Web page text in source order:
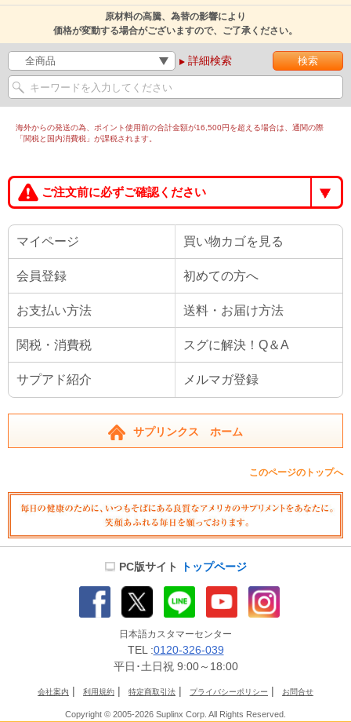
原材料の高騰、為替の影響により
価格が変動する場合がございますので、ご了承ください。
詳細検索
海外からの発送の為、ポイント使用前の合計金額が16,500円を超える場合は、通関の際
「関税と国内消費税」が課税されます。
ご注文前に必ずご確認ください
マイページ 買い物カゴを見る
会員登録 初めての方へ
お支払い方法 送料・お届け方法
関税・消費税 スグに解決！Q＆A
サプアド紹介 メルマガ登録
サプリンクス ホーム
このページのトップへ
PC版サイト トップページ
日本語カスタマーセンター
TEL :0120-326-039
平日･土日祝 9:00～18:00
会社案内 | 利用規約 | 特定商取引法 | プライバシーポリシー | お問合せ
Copyright © 2005-2026 Suplinx Corp. All Rights Reserved.